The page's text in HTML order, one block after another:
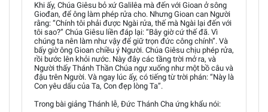
Khi ấy, Chúa Giêsu bỏ xứ Galilêa mà đến với Gioan ở sông
Giođan, để ông làm phép rửa cho. Nhưng Gioan can Người
rằng: “Chính tôi phải được Ngài rửa, thế mà Ngài lại đến với
tôi sao?” Chúa Giêsu liền đáp lại: “Bây giờ cứ thế đã. Vì
chúng ta nên làm như vậy để giữ trọn đức công chính”. Và
bấy giờ ông Gioan chiều ý Người. Chúa Giêsu chịu phép rửa,
rồi bước lên khỏi nước. Này đây các tầng trời mở ra, và
Người thấy Thánh Thần Chúa ngự xuống như một bồ câu và
đậu trên Người. Và ngay lúc ấy, có tiếng từ trời phán: “Này là
Con yêu dấu của Ta, Con đẹp lòng Ta”.
Trong bài giảng Thánh lễ, Đức Thánh Cha ứng khẩu nói: